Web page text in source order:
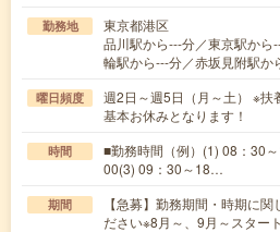
勤務地
東京都港区
品川駅から---分／東京駅か
輪駅から---分／赤坂見附駅か
曜日頻度
週2日～週5日（月～土） ※扶
基本お休みとなります！
時間
■勤務時間（例）(1) 08：30
00(3) 09：30～18…
期間
【急募】勤務期間・時期に
ださい※8月～、9月～スター